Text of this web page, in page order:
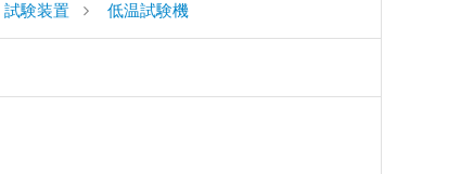
試験装置 低温試験機